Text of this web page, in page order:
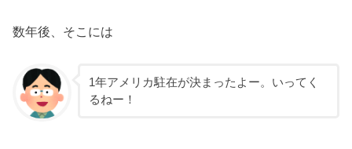
数年後、そこには
1年アメリカ駐在が決まったよー。いってく
るねー！